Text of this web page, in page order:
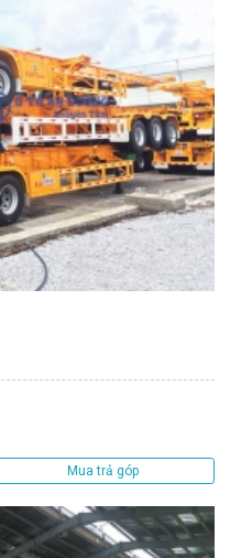
Mua trả góp